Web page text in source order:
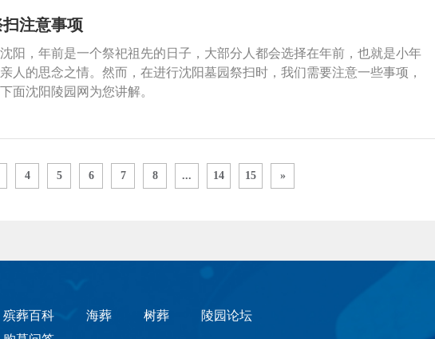
注意事项
阳，年前是一个祭祀祖先的日子，大部分人都会选择在年前，也就是小年
人的思念之情。然而，在进行沈阳墓园祭扫时，我们需要注意一些事项，
面沈阳陵园网为您讲解。
4 5 6 7 8 ... 14 15 »
殡葬百科
海葬 树葬 陵园论坛